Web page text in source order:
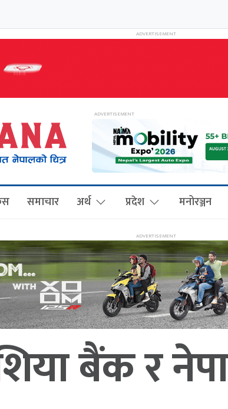
समाचार अर्थ प्रदेश मनोरञ्जन
बैंक र